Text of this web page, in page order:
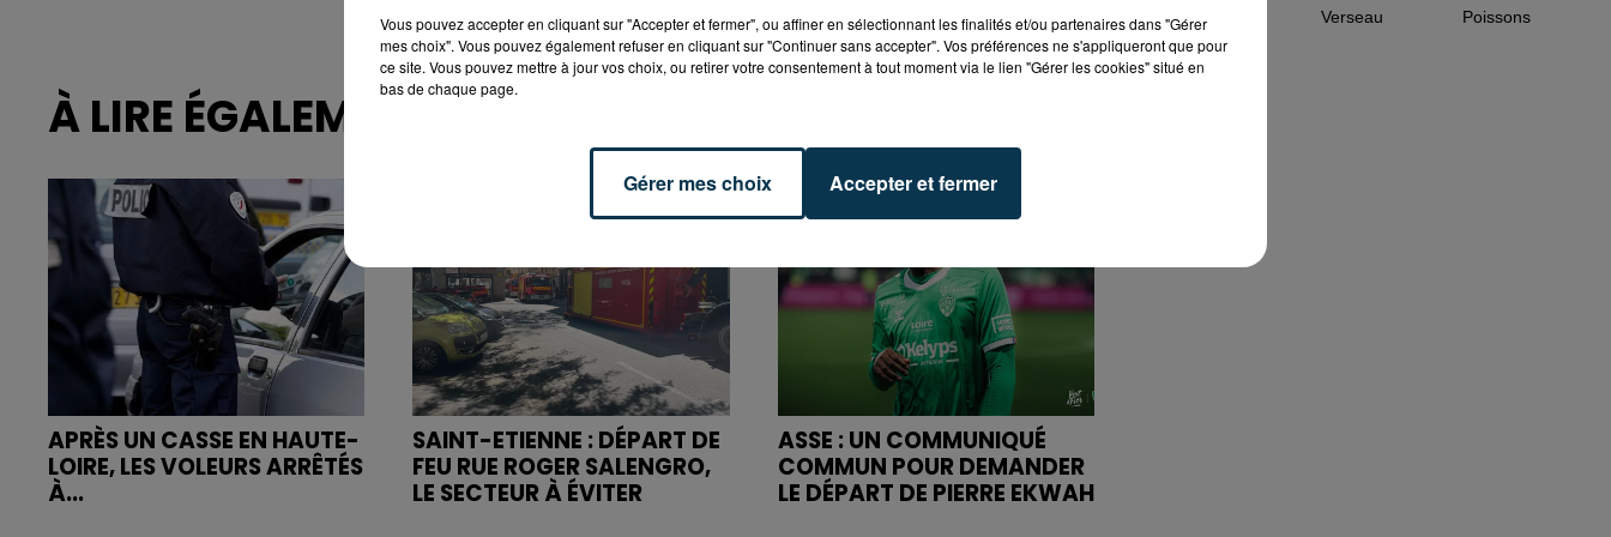
À LIRE ÉGALEMENT
APRÈS UN CASSE EN HAUTE-
LOIRE, LES VOLEURS ARRÊTÉS
À...
SAINT-ETIENNE : DÉPART DE
FEU RUE ROGER SALENGRO,
LE SECTEUR À ÉVITER
ASSE : UN COMMUNIQUÉ
COMMUN POUR DEMANDER
LE DÉPART DE PIERRE EKWAH
Capricorne Verseau Poissons
Vous pouvez accepter en cliquant sur "Accepter et fermer", ou affiner en sélectionnant les finalités et/ou partenaires dans "Gérer
mes choix". Vous pouvez également refuser en cliquant sur "Continuer sans accepter". Vos préférences ne s'appliqueront que pour
ce site. Vous pouvez mettre à jour vos choix, ou retirer votre consentement à tout moment via le lien "Gérer les cookies" situé en
bas de chaque page.
Gérer mes choix Accepter et fermer